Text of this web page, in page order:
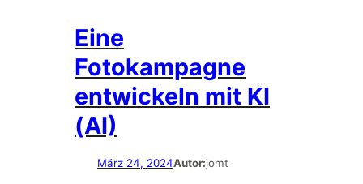
Eine
Fotokampagne
entwickeln mit KI
(AI)
März 24, 2024Autor:jomt